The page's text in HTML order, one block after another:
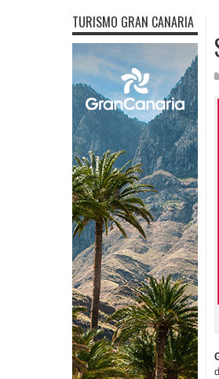
TURISMO GRAN CANARIA